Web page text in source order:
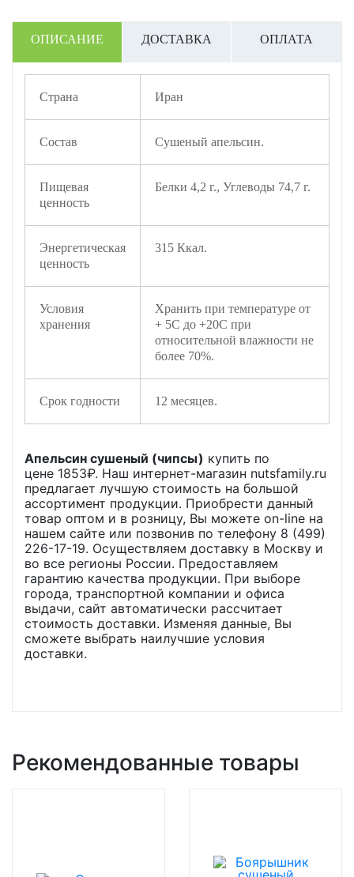
ОПИСАНИЕ ДОСТАВКА ОПЛАТА
Страна Иран
Состав Сушеный апельсин.
Пищевая
ценность
Белки 4,2 г., Углеводы 74,7 г.
Энергетическая
ценность
315 Ккал.
Условия
хранения
Хранить при температуре от
+ 5С до +20С при
относительной влажности не
более 70%.
Срок годности 12 месяцев.
Апельсин сушеный (чипсы) купить по
цене 1853₽. Наш интернет-магазин nutsfamily.ru
предлагает лучшую стоимость на большой
ассортимент продукции. Приобрести данный
товар оптом и в розницу, Вы можете on-line на
нашем сайте или позвонив по телефону 8 (499)
226-17-19. Осуществляем доставку в Москву и
во все регионы России. Предоставляем
гарантию качества продукции. При выборе
города, транспортной компании и офиса
выдачи, сайт автоматически рассчитает
стоимость доставки. Изменяя данные, Вы
сможете выбрать наилучшие условия
доставки.
Рекомендованные товары